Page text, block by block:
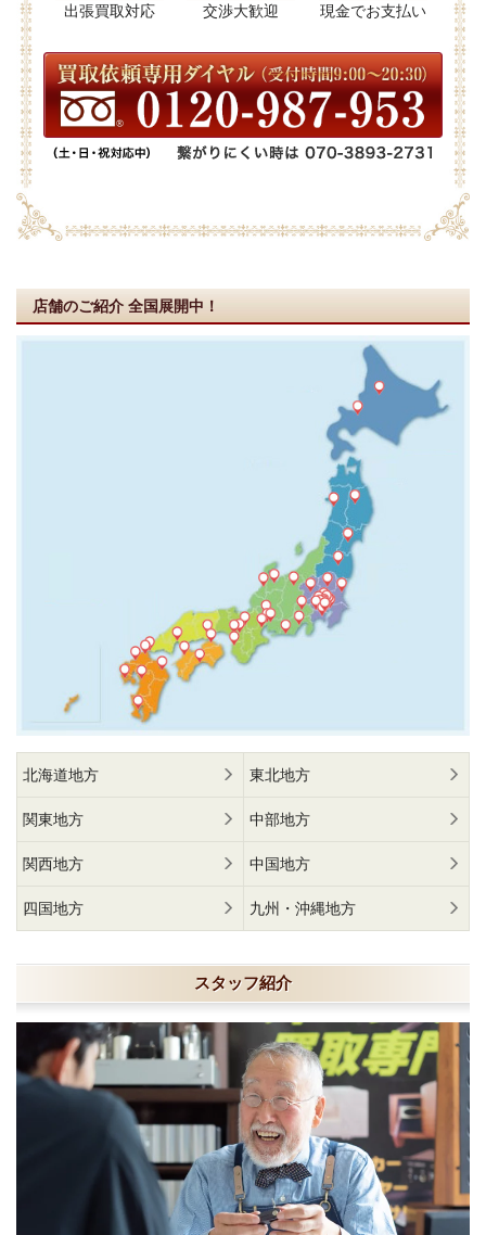
出張買取対応 交渉大歓迎 現金でお支払い
店舗のご紹介 全国展開中！
北海道地方 東北地方
関東地方 中部地方
関西地方 中国地方
四国地方 九州・沖縄地方
スタッフ紹介